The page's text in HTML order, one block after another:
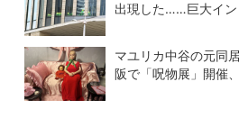
出現した……巨大イン
マユリカ中谷の元同
阪で「呪物展」開催